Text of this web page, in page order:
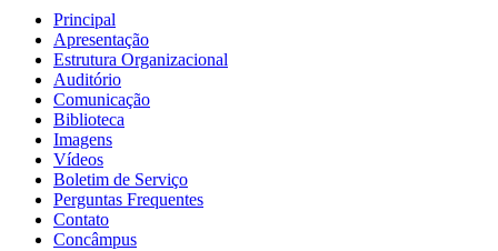
Principal
Apresentação
Estrutura Organizacional
Auditório
Comunicação
Biblioteca
Imagens
Vídeos
Boletim de Serviço
Perguntas Frequentes
Contato
Concâmpus